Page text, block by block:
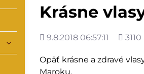
Krásne
Pridané
9.8.2018 06:57:11
Počet
3110
Opäť krásne a zdravé
Maroku.